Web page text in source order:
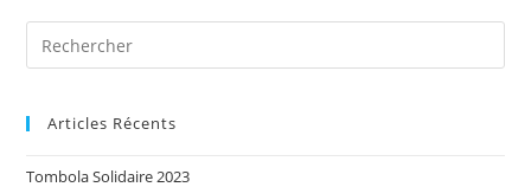
Articles Récents
Tombola Solidaire 2023